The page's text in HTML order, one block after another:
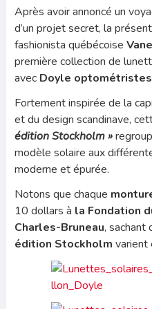
Après avoir annoncé un
d’un projet secret, la
fashionista québécoise
première collection de
avec Doyle
Fortement inspirée de la
et du design scandinave,
édition Stockholm »
modèle solaire aux
moderne et épurée.
Notons que chaque
10 dollars à la Fondation
Charles-Bruneau, sachant
édition Stockholm